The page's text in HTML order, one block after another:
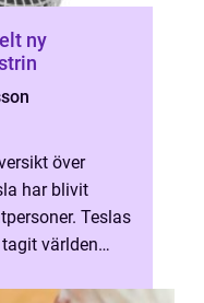
ny
över
har blivit
Teslas
världen